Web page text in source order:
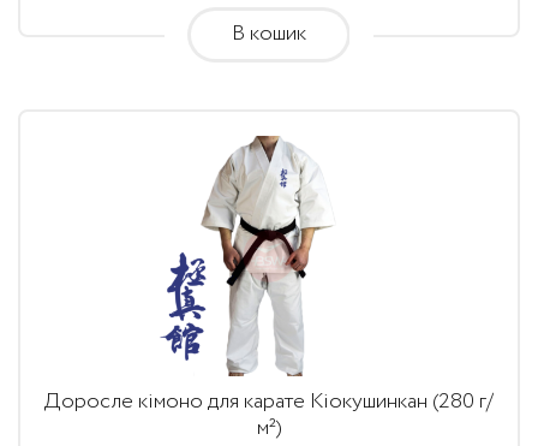
В кошик
Доросле кімоно для карате Кіокушинкан (280 г/
м²)